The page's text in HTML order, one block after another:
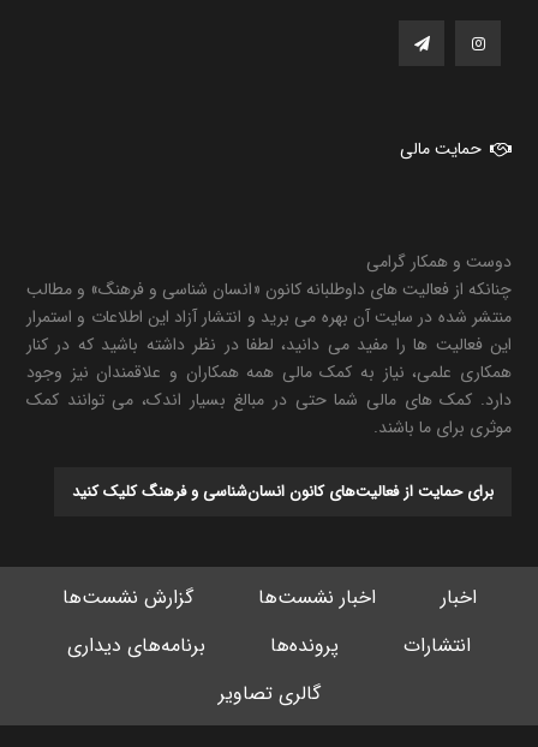
حمایت مالی
دوست و همکار گرامی
چنانکه از فعالیت های داوطلبانه کانون «انسان شناسی و فرهنگ» و مطالب
منتشر شده در سایت آن بهره می برید و انتشار آزاد این اطلاعات و استمرار
این فعالیت ها را مفید می دانید، لطفا در نظر داشته باشید که در کنار
همکاری علمی، نیاز به کمک مالی همه همکاران و علاقمندان نیز وجود
دارد. کمک های مالی شما حتی در مبالغ بسیار اندک، می توانند کمک
موثری برای ما باشند.
برای حمایت از فعالیت‌های کانون انسان‌شناسی و فرهنگ کلیک کنید
اخبار اخبار نشست‌ها
گزارش نشست‌ها
انتشارات
پرونده‌ها
برنامه‌های دیداری
گالری تصاویر